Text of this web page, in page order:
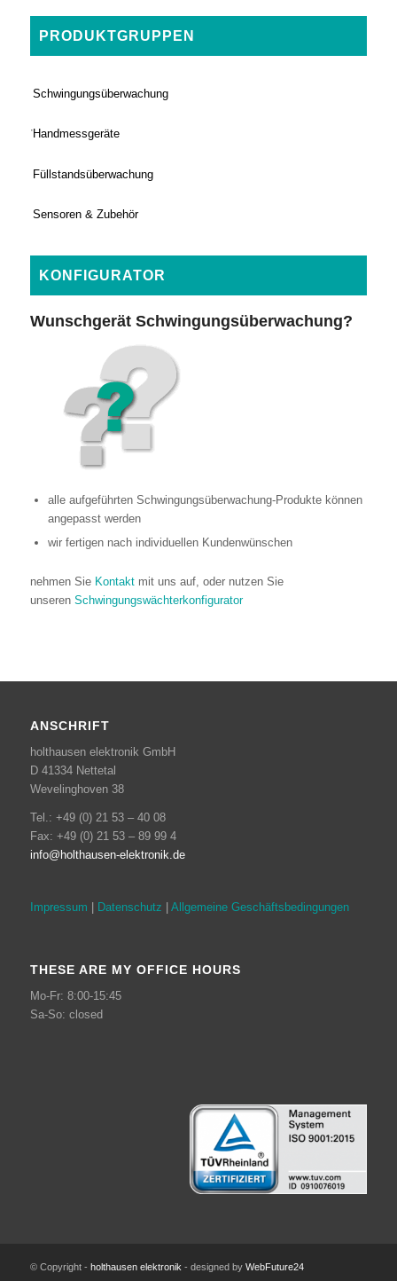
PRODUKTGRUPPEN
Schwingungsüberwachung
Handmessgeräte
Füllstandsüberwachung
Sensoren & Zubehör
KONFIGURATOR
Wunschgerät Schwingungsüberwachung?
alle aufgeführten Schwingungsüberwachung-Produkte können
angepasst werden
wir fertigen nach individuellen Kundenwünschen
nehmen Sie Kontaktmit uns auf, oder nutzen Sie
unseren Schwingungswächterkonfigurator
ANSCHRIFT
holthausen elektronik GmbH
D 41334 Nettetal
Wevelinghoven 38
Tel.: +49 (0) 21 53 – 40 08
Fax: +49 (0) 21 53 – 89 99 4
info@holthausen-elektronik.de
Impressum | Datenschutz | Allgemeine Geschäftsbedingungen
THESE ARE MY OFFICE HOURS
Mo-Fr: 8:00-15:45
Sa-So: closed
© Copyright - holthausen elektronik - designed by WebFuture24